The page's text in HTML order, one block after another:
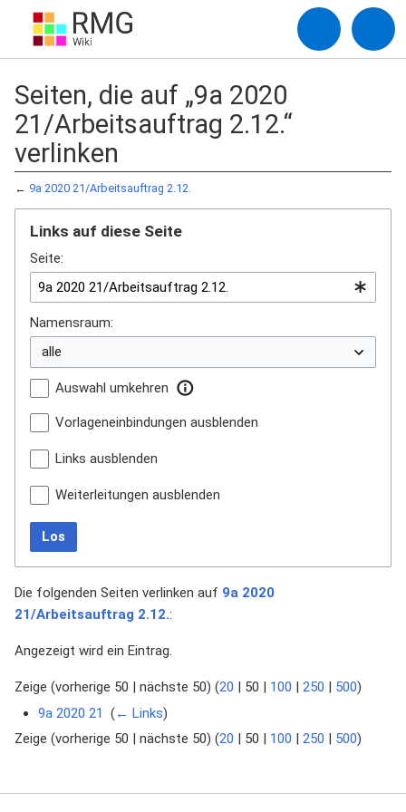
Seiten, die auf „9a 2020
21/Arbeitsauftrag 2.12.“
verlinken
← 9a 2020 21/Arbeitsauftrag 2.12.
Links auf diese Seite
Seite:
Namensraum:
Auswahl umkehren
Vorlageneinbindungen ausblenden
Links ausblenden
Weiterleitungen ausblenden
Los
Die folgenden Seiten verlinken auf 9a 2020
21/Arbeitsauftrag 2.12.:
Angezeigt wird ein Eintrag.
Zeige (vorherige 50 nächste 50) (20 50 100 250 500)
9a 2020 21
(← Links)
Zeige (vorherige 50 | nächste 50) (20 | 50 | 100 | 250 | 500)